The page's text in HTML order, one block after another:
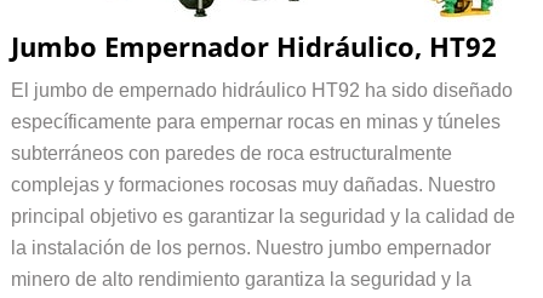
Jumbo Empernador Hidráulico, HT92
El jumbo de empernado hidráulico HT92 ha sido diseñado
específicamente para empernar rocas en minas y túneles
subterráneos con paredes de roca estructuralmente
complejas y formaciones rocosas muy dañadas. Nuestro
principal objetivo es garantizar la seguridad y la calidad de
la instalación de los pernos. Nuestro jumbo empernador
minero de alto rendimiento garantiza la seguridad y la